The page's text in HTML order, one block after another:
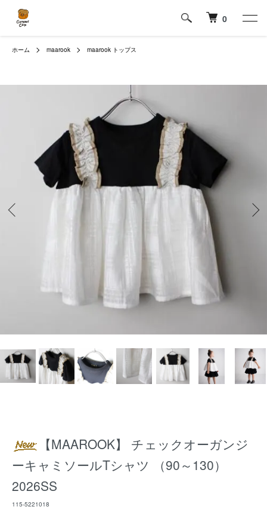
0
ホーム maarook maarook トップス
【MAAROOK】 チェックオーガンジ
ーキャミソールTシャツ （90～130）
2026SS
115-5221018